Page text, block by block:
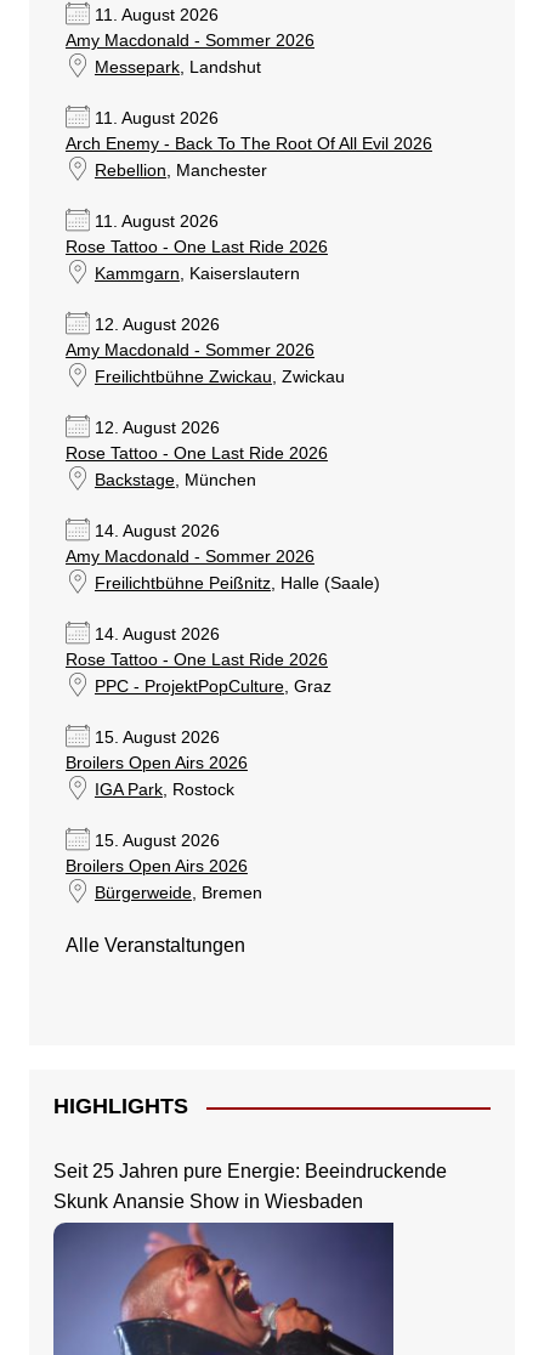
11. August 2026
Amy Macdonald - Sommer 2026
Messepark, Landshut
11. August 2026
Arch Enemy - Back To The Root Of All Evil 2026
Rebellion, Manchester
11. August 2026
Rose Tattoo - One Last Ride 2026
Kammgarn, Kaiserslautern
12. August 2026
Amy Macdonald - Sommer 2026
Freilichtbühne Zwickau, Zwickau
12. August 2026
Rose Tattoo - One Last Ride 2026
Backstage, München
14. August 2026
Amy Macdonald - Sommer 2026
Freilichtbühne Peißnitz, Halle (Saale)
14. August 2026
Rose Tattoo - One Last Ride 2026
PPC - ProjektPopCulture, Graz
15. August 2026
Broilers Open Airs 2026
IGA Park, Rostock
15. August 2026
Broilers Open Airs 2026
Bürgerweide, Bremen
Alle Veranstaltungen
HIGHLIGHTS
Seit 25 Jahren pure Energie: Beeindruckende
Skunk Anansie Show in Wiesbaden